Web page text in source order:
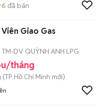
6 đã bán
Giao Gas
DV QUỲNH ANH LPG
tháng
(TP Hồ Chí Minh mới)